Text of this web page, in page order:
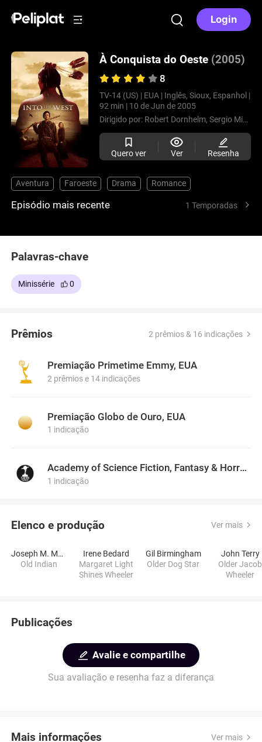
Login
À Conquista do Oeste (2005)
8
TV-14 (US) | EUA | Inglês, Sioux, Espanhol |
92 min | 10 de Jun de 2005
Dirigido por: Robert Dornhelm, Sergio Mimica-Gezzan,
Quero ver Ver Resenha
Aventura Faroeste Drama Romance
Episódio mais recente 1 Temporadas
Palavras-chave
Minissérie 0
Prêmios 2 prêmios & 16 indicações
Premiação Primetime Emmy, EUA
2 prêmios e 14 indicações
Premiação Globo de Ouro, EUA
1 indicação
Academy of Science Fiction, Fantasy & Horror Films, USA
1 indicação
Elenco e produção Ver mais
Joseph M. Marshall
Old Indian
Irene Bedard
Margaret Light
Shines Wheeler
Gil Birmingham
Older Dog Star
John Terry
Older Jacob
Wheeler
Publicações
Avalie e compartilhe
Sua avaliação e resenha faz a diferança
Mais informações Ver mais